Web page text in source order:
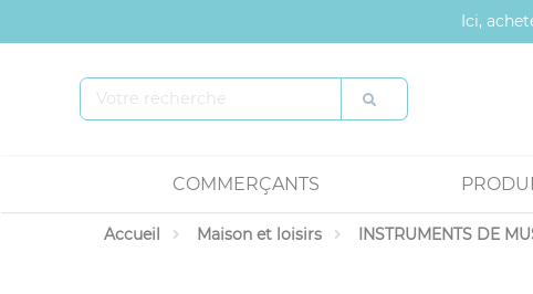
Ici,
COMMERÇANTS
Accueil Maison et loisirs INSTRUMENTS DE